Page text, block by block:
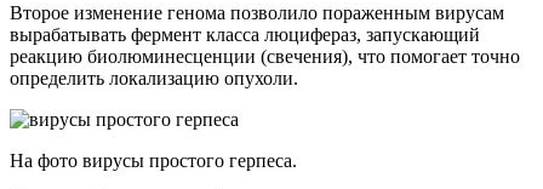
Второе изменение генома позволило пораженным вирусам
вырабатывать фермент класса люцифераз, запускающий
реакцию биолюминесценции (свечения), что помогает точно
определить локализацию опухоли.
На фото вирусы простого герпеса.